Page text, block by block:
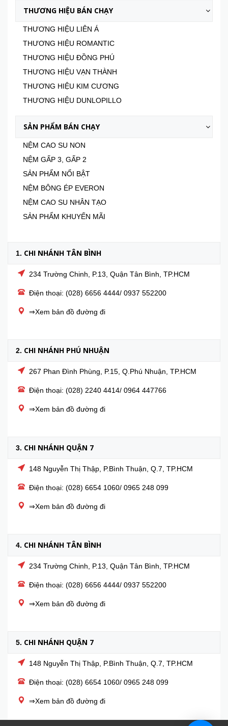
THƯƠNG HIỆU BÁN CHẠY
THƯƠNG HIỆU LIÊN Á
THƯƠNG HIỆU ROMANTIC
THƯƠNG HIỆU ĐỒNG PHÚ
THƯƠNG HIỆU VẠN THÀNH
THƯƠNG HIỆU KIM CƯƠNG
THƯƠNG HIỆU DUNLOPILLO
SẢN PHẨM BÁN CHẠY
NỆM CAO SU NON
NỆM GẤP 3, GẤP 2
SẢN PHẨM NỔI BẬT
NỆM BÔNG ÉP EVERON
NỆM CAO SU NHÂN TẠO
SẢN PHẨM KHUYẾN MÃI
1. CHI NHÁNH TÂN BÌNH
234 Trường Chinh, P.13, Quận Tân Bình, TP.HCM
Điện thoại: (028) 6656 4444/ 0937 552200
⇒Xem bản đồ đường đi
2. CHI NHÁNH PHÚ NHUẬN
267 Phan Đình Phùng, P.15, Q.Phú Nhuận, TP.HCM
Điện thoại: (028) 2240 4414/ 0964 447766
⇒Xem bản đồ đường đi
3. CHI NHÁNH QUẬN 7
148 Nguyễn Thị Thập, P.Bình Thuận, Q.7, TP.HCM
Điện thoại: (028) 6654 1060/ 0965 248 099
⇒Xem bản đồ đường đi
4. CHI NHÁNH TÂN BÌNH
234 Trường Chinh, P.13, Quận Tân Bình, TP.HCM
Điện thoại: (028) 6656 4444/ 0937 552200
⇒Xem bản đồ đường đi
5. CHI NHÁNH QUẬN 7
148 Nguyễn Thị Thập, P.Bình Thuận, Q.7, TP.HCM
Điện thoại: (028) 6654 1060/ 0965 248 099
⇒Xem bản đồ đường đi